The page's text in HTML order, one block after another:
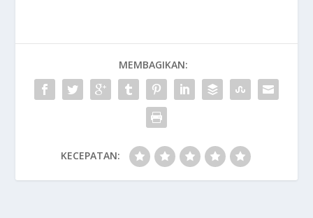
MEMBAGIKAN:
KECEPATAN: